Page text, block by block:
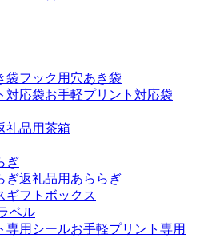
フック用穴あき袋
お手軽プリント対応袋
礼品用茶箱
ぎ
返礼品用あららぎ
ギフトボックス
ベル
お手軽プリント専用